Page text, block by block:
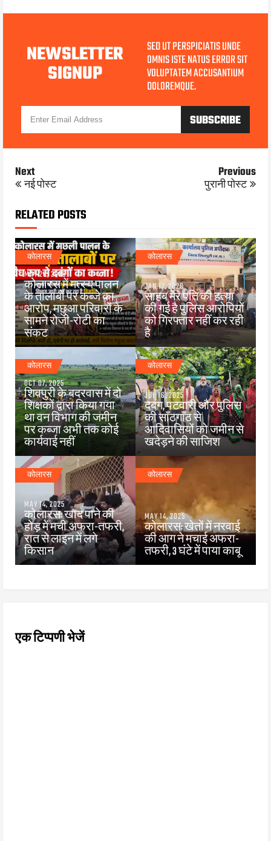
NEWSLETTER
SIGNUP
SED UT PERSPICIATIS UNDE
OMNIS ISTE NATUS ERROR SIT
VOLUPTATEM ACCUSANTIUM
DOLOREMQUE.
Next
नई पोस्ट
Previous
पुरानी पोस्ट
RELATED POSTS
कोलारस
MAY 26, 2026
कोलारस में मत्स्य पालन
के तालाबों पर कब्जे का
आरोप, मछुआ परिवारों के
सामने रोजी-रोटी का
संकट
कोलारस
JAN 17, 2026
साहब मेरे पति की हत्या
की गई है पुलिस आरोपियों
को गिरफ्तार नहीं कर रही
है
कोलारस
OCT 07, 2025
शिवपुरी के बदरवास में दो
शिक्षकों द्वारा किया गया
था वन विभाग की जमीन
पर कब्जा अभी तक कोई
कार्यवाई नहीं
कोलारस
JUL 16, 2025
दबंग, पटवारी और पुलिस
की साँठगाँठ से
आदिवासियों को जमीन से
खदेड़ने की साजिश
कोलारस
MAY 14, 2025
कोलारस: खाद पाने की
होड़ में मची अफरा-तफरी,
रात से लाइन में लगे
किसान
कोलारस
MAY 14, 2025
कोलारस: खेतों में नरवाई
की आग ने मचाई अफरा-
तफरी, 3 घंटे में पाया काबू
एक टिप्पणी भेजें